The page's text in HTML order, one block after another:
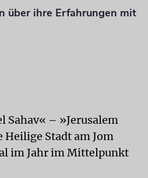
über ihre Erfahrungen mit
Sahav« – »Jerusalem
Heilige Stadt am Jom
im Jahr im Mittelpunkt